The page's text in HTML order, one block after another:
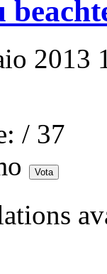
2013
/ 37